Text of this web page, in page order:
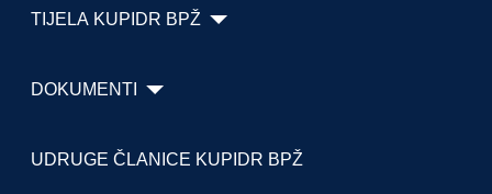
TIJELA KUPIDR BPŽ
DOKUMENTI
UDRUGE ČLANICE KUPIDR BPŽ